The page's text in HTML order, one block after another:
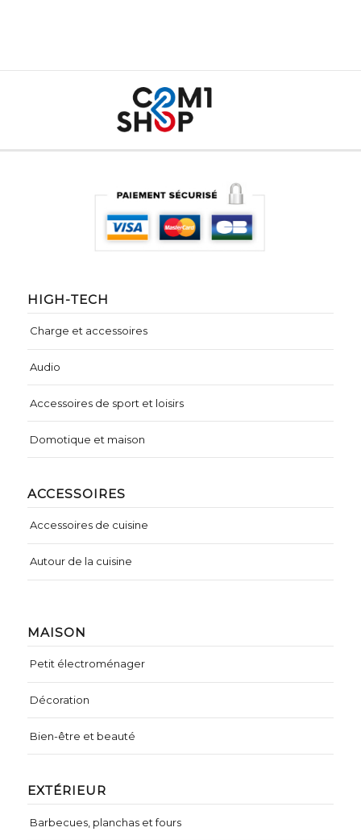
MAISON
Petit électroménager
Décoration
Bien-être et beauté
EXTÉRIEUR
Barbecues, planchas et fours
HIGH-TECH
Charge et accessoires
Audio
Accessoires de sport et loisirs
Domotique et maison
ACCESSOIRES
Accessoires de cuisine
Autour de la cuisine